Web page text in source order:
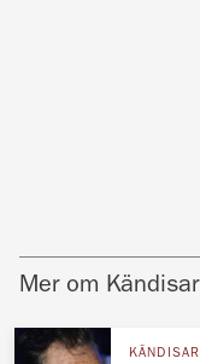
Mer om Kändisar
KÄNDISAR